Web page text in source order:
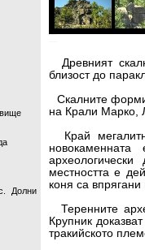
Долни
Древният
близост до
Скалните
на Крали Марко,
Край
местността е
коня са
Теренните
Крупник
тракийското